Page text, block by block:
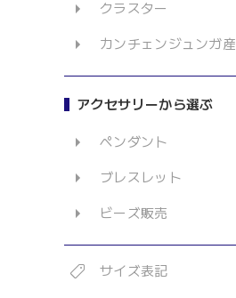
クラスター
カンチェンジュンガ産
アクセサリーから選ぶ
ペンダント
ブレスレット
ビーズ販売
サイズ表記